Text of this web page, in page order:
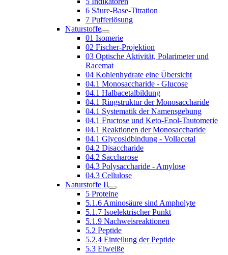
6 Säure-Base-Titration
7 Pufferlösung
Naturstoffe
01 Isomerie
02 Fischer-Projektion
03 Optische Aktivität, Polarimeter und
Racemat
04 Kohlenhydrate eine Übersicht
04.1 Monosaccharide - Glucose
04.1 Halbacetalbildung
04.1 Ringstruktur der Monosaccharide
04.1 Systematik der Namensgebung
04.1 Fructose und Keto-Enol-Tautomerie
04.1 Reaktionen der Monosaccharide
04.1 Glycosidbindung - Vollacetal
04.2 Disaccharide
04.2 Saccharose
04.3 Polysaccharide - Amylose
04.3 Cellulose
Naturstoffe II
5 Proteine
5.1.6 Aminosäure sind Ampholyte
5.1.7 Isoelektrischer Punkt
5.1.9 Nachweisreaktionen
5.2 Peptide
5.2.4 Einteilung der Peptide
5.3 Eiweiße